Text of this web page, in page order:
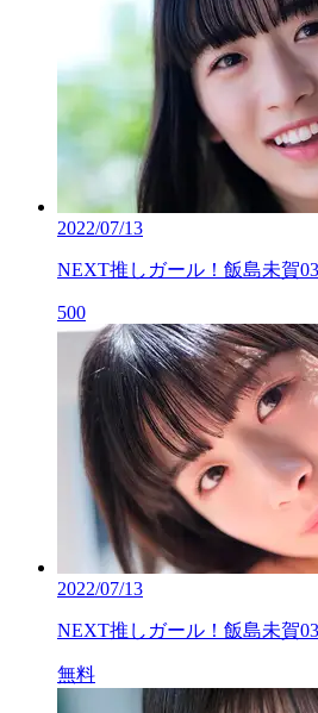
2022/07/13
NEXT推しガール！飯島未賀03
500
2022/07/13
NEXT推しガール！飯島未賀03
無料